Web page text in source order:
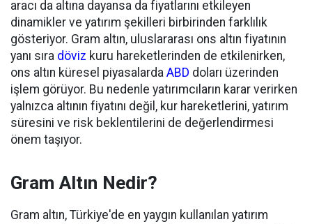
aracı da altına dayansa da fiyatlarını etkileyen
dinamikler ve yatırım şekilleri birbirinden farklılık
gösteriyor. Gram altın, uluslararası ons altın fiyatının
yanı sıra döviz kuru hareketlerinden de etkilenirken,
ons altın küresel piyasalarda ABD doları üzerinden
işlem görüyor. Bu nedenle yatırımcıların karar verirken
yalnızca altının fiyatını değil, kur hareketlerini, yatırım
süresini ve risk beklentilerini de değerlendirmesi
önem taşıyor.
Gram Altın Nedir?
Gram altın, Türkiye'de en yaygın kullanılan yatırım